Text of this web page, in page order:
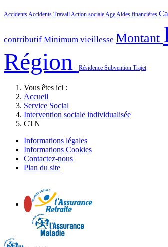
Accidents Accidents Travail Action sociale Age Aides financières
contributif Minimum vieillesse Montant
Région
Résidence Subvention Trajet
Vous êtes ici :
Accueil
Service Social
Intervention sociale individualisée
CTN
Informations légales
Informations Cookies
Contactez-nous
Plan du site